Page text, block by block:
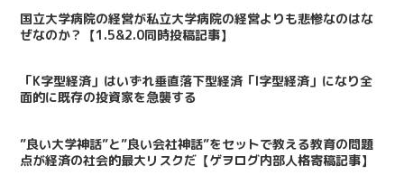
国立大学病院の経営が私立大学病院の経営よりも悲惨なのはな
ぜなのか？【1.5&2.0同時投稿記事】
「K字型経済」はいずれ垂直落下型経済「I字型経済」になり全
面的に既存の投資家を急襲する
”良い大学神話”と”良い会社神話”をセットで教える教育の問題
点が経済の社会的最大リスクだ【ゲヲログ内部人格寄稿記事】